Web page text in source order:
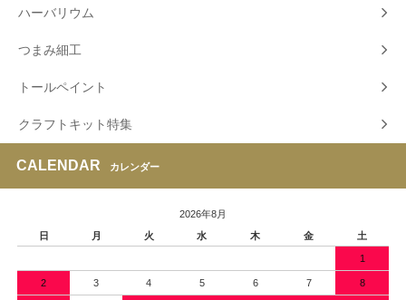
ハーバリウム
つまみ細工
トールペイント
クラフトキット特集
CALENDAR カレンダー
2026年8月
日
月 火 水 木 金 土
1
2 3 4 5 6 7 8